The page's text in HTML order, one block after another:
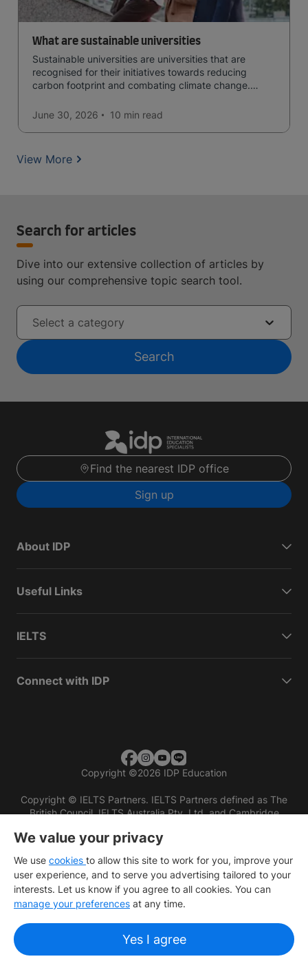
What are sustainable universities
Sustainable universities are universities that are
recognised for their initiatives towards reducing
carbon footprint and combating climate change.
June 30, 2026
10 min read
View More
Search for articles
Dive into our extensive collection of articles by
using our comprehensive topic search tool.
Select a category
Search
Find the nearest IDP office
Sign up
About IDP
Useful Links
IELTS
Connect with IDP
Copyright ©2026 IDP Education
Copyright © IELTS Partners. IELTS Partners defined as The
British Council, IELTS Australia Pty. Ltd. and Cambridge
We value your privacy
We use cookies to allow this site to work for you, improve your
user experience, and to serve you advertising tailored to your
interests. Let us know if you agree to all cookies. You can
manage your preferences at any time.
Yes I agree